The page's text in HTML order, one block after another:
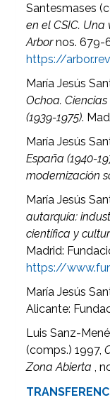
Santesmases
en el CSIC. Una
Arbornos. 679-
https://
María Jesús
Ochoa.
(1939-1975).
María Jesús
España (1940-
modernización
María Jesús
autarquía:
científica y
Madrid:
https://
María Jesús
Alicante:
Luis Sanz-
(comps.) 1997,
Zona Abierta ,